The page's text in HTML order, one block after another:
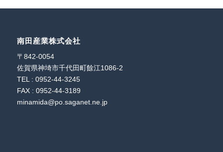
南田産業株式会社
〒842-0054
佐賀県神埼市千代田町餘江1086-2
TEL : 0952-44-3245
FAX : 0952-44-3189
minamida@po.saganet.ne.jp